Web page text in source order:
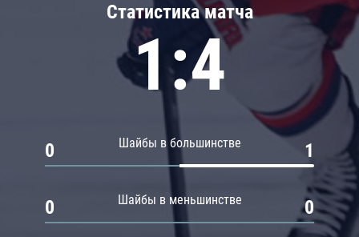
Статистика матча
1:4
Шайбы в большинстве
0 1
Шайбы в меньшинстве
0 0